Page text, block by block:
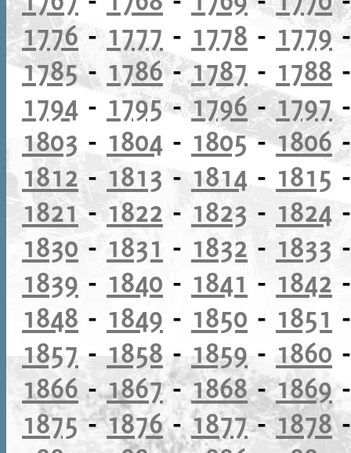
1776- 1777 - 1778 - 1779
1785- 1786-1787 - 1788
1794 - 1795-1796- 1797
1803 - 1804 - 1805-1806
1812 - 1813 - 1814 - 1815
1821- 1822 - 1823 - 1824
1830 - 1831 - 1832 - 1833
1839 - 1840 - 1841 - 1842
1848 - 1849 - 1850 - 1851
1857 - 1858 - 1859 - 1860
1866-1867-1868-1869
1875-1876-1877-1878